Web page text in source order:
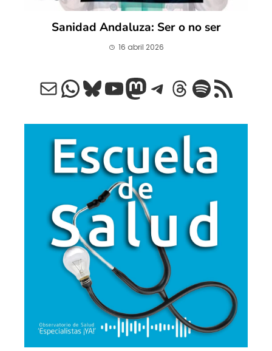
Sanidad Andaluza: Ser o no ser
16 abril 2026
Correo electrónico
WhatsApp
Bluesky
YouTube
Mastodon
Telegram
Threads
Spotify
Feed RSS